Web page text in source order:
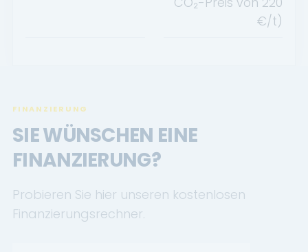
€/t)
FINANZIERUNG
SIE WÜNSCHEN EINE
FINANZIERUNG?
Probieren Sie hier unseren kostenlosen
Finanzierungsrechner.